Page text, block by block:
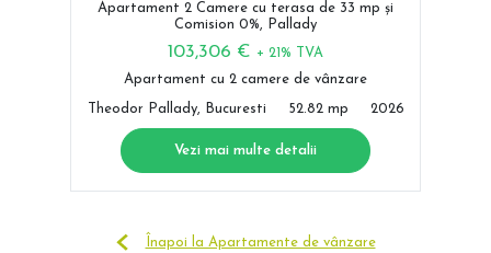
Apartament 2 Camere cu terasa de 33 mp și
Comision 0%, Pallady
103,306 € + 21% TVA
Apartament cu 2 camere de vânzare
Theodor Pallady, Bucuresti 52.82 mp 2026
Vezi mai multe detalii
Înapoi la Apartamente de vânzare